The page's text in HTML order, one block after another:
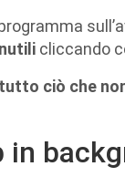
cliccando
ciò che
in